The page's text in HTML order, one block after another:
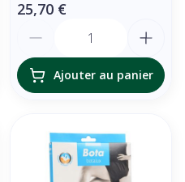
25,70 €
Ajouter au panier